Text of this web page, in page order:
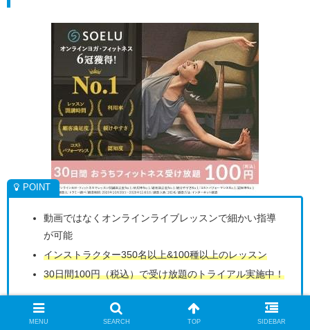
動画ではなくオンラインライブレッスンで細かい指導
が可能
インストラクター350名以上&100種以上のレッスン
30日間100円（税込）で受け放題のトライアル実施中！
MENU SEARCH TOP SIDEBAR